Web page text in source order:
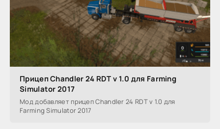
Прицеп Chandler 24 RDT v 1.0 для Farming
Simulator 2017
Мод добавляет прицеп Chandler 24 RDT v 1.0 для
Farming Simulator 2017